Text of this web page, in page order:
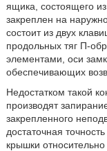
ящика, состоящего
закреплен на
состоит из двух
продольных тяг П-
элементами, оси
обеспечивающих
Недостатком такой
производят
закрепленного
достаточная
крышки